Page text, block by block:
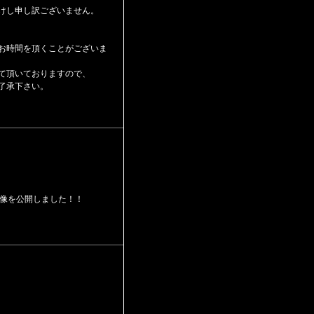
申し訳ございません。
時間を頂くことがございま
いておりますので、
下さい。
を公開しました！！